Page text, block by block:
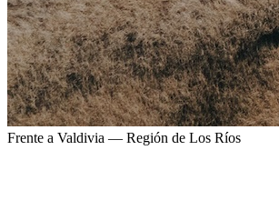
Frente a Valdivia — Región de Los Ríos